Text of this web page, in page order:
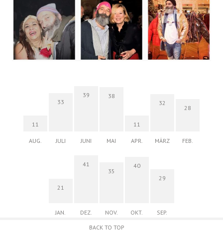
11
AUG.
33
JULI
39
JUNI
38
MAI
11
APR.
32
MÄRZ
28
FEB.
21
JAN.
41
DEZ.
35
NOV.
40
OKT.
29
SEP.
BACK TO TOP